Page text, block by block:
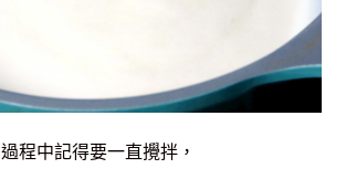
過程中記得要一直攪拌，